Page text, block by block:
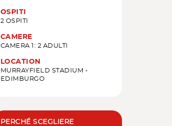
OSPITI
2 OSPITI
CAMERE
CAMERA 1: 2 ADULTI
LOCATION
MURRAYFIELD STADIUM -
EDIMBURGO
PERCHÉ SCEGLIERE